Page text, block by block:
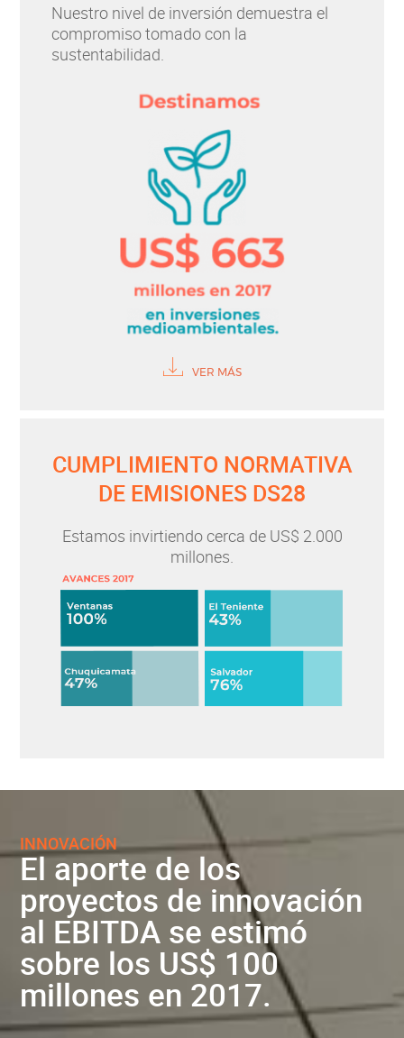
Nuestro nivel de inversión demuestra el
compromiso tomado con la
sustentabilidad.
VER MÁS
CUMPLIMIENTO NORMATIVA
DE EMISIONES DS28
Estamos invirtiendo cerca de US$ 2.000
millones.
INNOVACIÓN
El aporte de los
proyectos de innovación
al EBITDA se estimó
sobre los US$ 100
millones en 2017.